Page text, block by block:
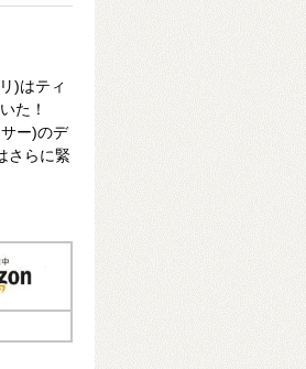
)はティ
いた！
ー)のデ
さらに緊